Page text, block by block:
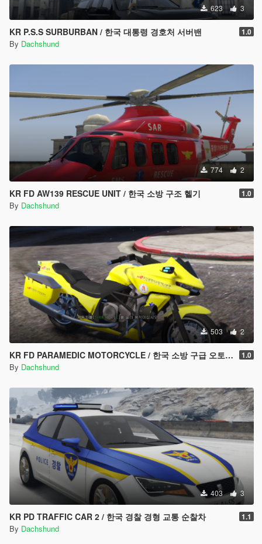
623 3
KR P.S.S SURBURBAN / 한국 대통령 경호처 서버밴 1.0
By Dachshund
774 2
KR FD AW139 RESCUE UNIT / 한국 소방 구조 헬기 1.0
By Dachshund
503 2
KR FD PARAMEDIC MOTORCYCLE / 한국 소방 구급 오토바이 1.0
By Dachshund
403 3
KR PD TRAFFIC CAR 2 / 한국 경찰 경형 교통 순찰차 1.1
By Dachshund